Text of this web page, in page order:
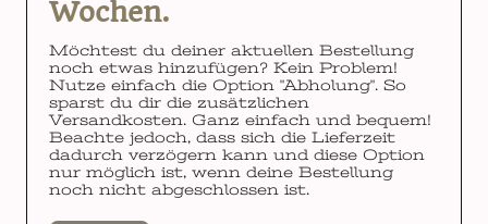
Wochen.
Möchtest du deiner aktuellen Bestellung
noch etwas hinzufügen? Kein Problem!
Nutze einfach die Option "Abholung". So
sparst du dir die zusätzlichen
Versandkosten. Ganz einfach und bequem!
Beachte jedoch, dass sich die Lieferzeit
dadurch verzögern kann und diese Option
nur möglich ist, wenn deine Bestellung
noch nicht abgeschlossen ist.